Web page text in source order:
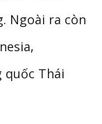
Ngoài ra còn
quốc Thái